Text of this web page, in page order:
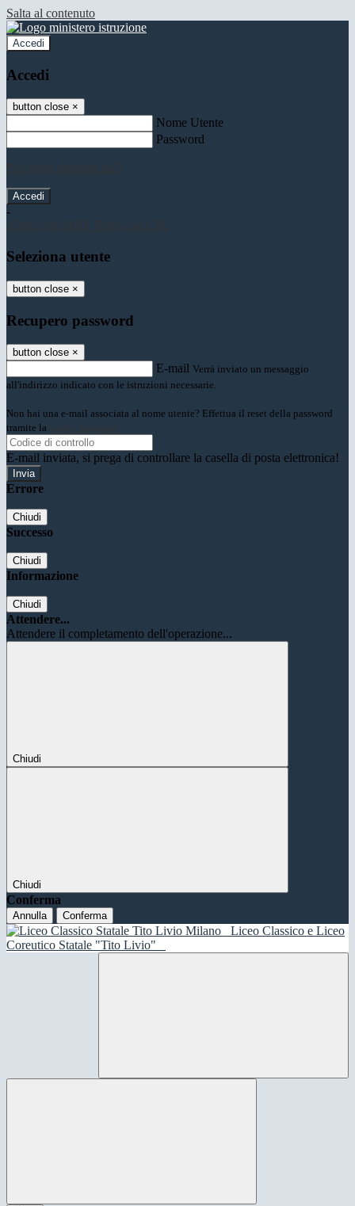
Salta al contenuto
Accedi
Accedi
button close ×
Nome Utente
Password
-
Seleziona utente
button close ×
Recupero password
button close ×
E-mail Verrà inviato un messaggio
all'indirizzo indicato con le istruzioni necessarie.
Non hai una e-mail associata al nome utente? Effettua il reset della password
tramite la
E-mail inviata, si prega di controllare la casella di posta elettronica!
Errore
Chiudi
Successo
Chiudi
Informazione
Chiudi
Attendere...
Attendere il completamento dell'operazione...
Chiudi
Chiudi
Conferma
Annulla Conferma
Liceo Classico e Liceo
Coreutico Statale "Tito Livio"